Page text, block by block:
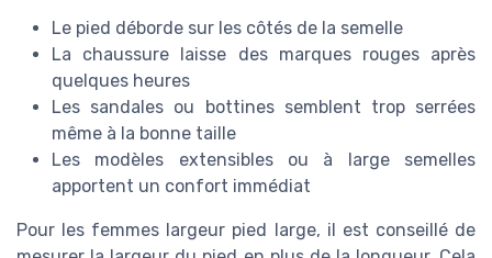
Le pied déborde sur les côtés de la semelle
La chaussure laisse des marques rouges après
quelques heures
Les sandales ou bottines semblent trop serrées
même à la bonne taille
Les modèles extensibles ou à large semelles
apportent un confort immédiat
Pour les femmes largeur pied large, il est conseillé de